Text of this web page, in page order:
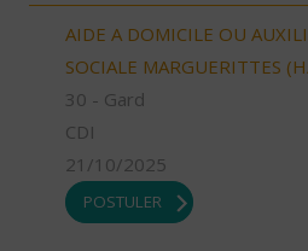
AIDE A DOMICILE OU
SOCIALE MARGUERITTES
30 - Gard
CDI
21/10/2025
POSTULER